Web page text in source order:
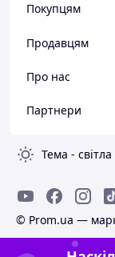
Покупцям
Продавцям
Про нас
Партнери
Тема - світла
© Prom.ua —